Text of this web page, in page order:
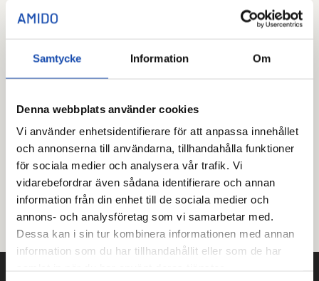
Samtycke Information Om
Denna webbplats använder cookies
Vi använder enhetsidentifierare för att anpassa innehållet
och annonserna till användarna, tillhandahålla funktioner
för sociala medier och analysera vår trafik. Vi
vidarebefordrar även sådana identifierare och annan
information från din enhet till de sociala medier och
annons- och analysföretag som vi samarbetar med.
Dessa kan i sin tur kombinera informationen med annan
information som du har tillhandahållit eller som de har
Access Control as a Service (ACaaS)
VILLKOR
Allmänna villkor
Se alla